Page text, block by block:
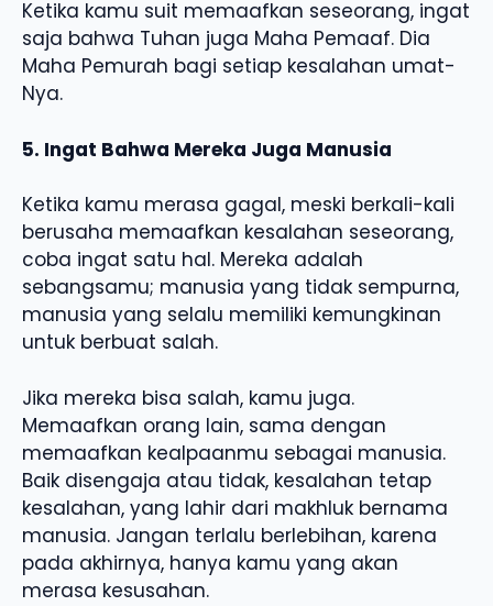
Ketika kamu suit memaafkan seseorang, ingat
saja bahwa Tuhan juga Maha Pemaaf. Dia
Maha Pemurah bagi setiap kesalahan umat-
Nya.
5. Ingat Bahwa Mereka Juga Manusia
Ketika kamu merasa gagal, meski berkali-kali
berusaha memaafkan kesalahan seseorang,
coba ingat satu hal. Mereka adalah
sebangsamu; manusia yang tidak sempurna,
manusia yang selalu memiliki kemungkinan
untuk berbuat salah.
Jika mereka bisa salah, kamu juga.
Memaafkan orang lain, sama dengan
memaafkan kealpaanmu sebagai manusia.
Baik disengaja atau tidak, kesalahan tetap
kesalahan, yang lahir dari makhluk bernama
manusia. Jangan terlalu berlebihan, karena
pada akhirnya, hanya kamu yang akan
merasa kesusahan.